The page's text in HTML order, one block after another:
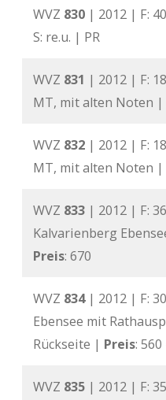
WVZ 830 | 2012 | F:
S: re.u. | PR
WVZ 831 | 2012 | F:
MT, mit alten Noten |
WVZ 832 | 2012 | F:
MT, mit alten Noten |
WVZ 833 | 2012 | F:
Kalvarienberg
Preis: 670
WVZ 834 | 2012 | F:
Ebensee mit
Rückseite | Preis: 560
WVZ 835 | 2012 | F: